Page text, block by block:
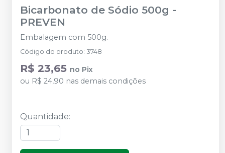
Bicarbonato de Sódio 500g -
PREVEN
Embalagem com 500g.
Código do produto: 3748
R$ 23,65 no Pix
ou R$ 24,90 nas demais condições
Quantidade: